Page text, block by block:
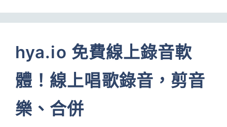
hya.io 免費線上錄音軟
體！線上唱歌錄音，剪音
樂、合併